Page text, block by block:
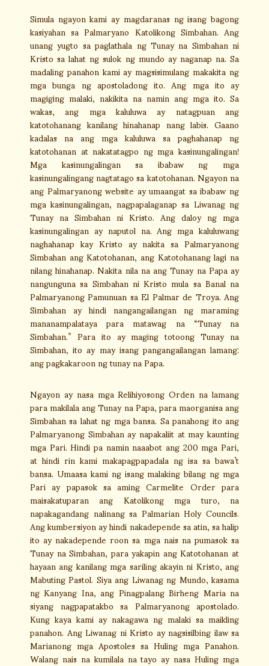
Simula ngayon kami ay magdaranas ng isang bagong
kasiyahan sa Palmaryano Katolikong Simbahan. Ang
unang yugto sa paglathala ng Tunay na Simbahan ni
Kristo sa lahat ng sulok ng mundo ay naganap na. Sa
madaling panahon kami ay magsisimulang makakita ng
mga bunga ng apostoladong ito. Ang mga ito ay
magiging malaki, nakikita na namin ang mga ito. Sa
wakas, ang mga kaluluwa ay natagpuan ang
katotohanang kanilang hinahanap nang labis. Gaano
kadalas na ang mga kaluluwa sa paghahanap ng
katotohanan at nakatatagpo ng mga kasinungalingan!
Mga kasinungalingan sa ibabaw ng mga
kasinungalingang nagtatago sa katotohanan. Ngayon na
ang Palmaryanong website ay umaangat sa ibabaw ng
mga kasinungalingan, nagpapalaganap sa Liwanag ng
Tunay na Simbahan ni Kristo. Ang daloy ng mga
kasinungalingan ay naputol na. Ang mga kaluluwang
naghahanap kay Kristo ay nakita sa Palmaryanong
Simbahan ang Katotohanan, ang Katotohanang lagi na
nilang hinahanap. Nakita nila na ang Tunay na Papa ay
nangunguna sa Simbahan ni Kristo mula sa Banal na
Palmaryanong Pamunuan sa El Palmar de Troya. Ang
Simbahan ay hindi nangangailangan ng maraming
mananampalataya para matawag na “Tunay na
Simbahan.” Para ito ay maging totoong Tunay na
Simbahan, ito ay may isang pangangailangan lamang:
ang pagkakaroon ng tunay na Papa.
Ngayon ay nasa mga Relihiyosong Orden na lamang
para makilala ang Tunay na Papa, para maorganisa ang
Simbahan sa lahat ng mga bansa. Sa panahong ito ang
Palmaryanong Simbahan ay napakaliit at may kaunting
mga Pari. Hindi pa namin naaabot ang 200 mga Pari,
at hindi rin kami makapagpapadala ng isa sa bawa’t
bansa. Umaasa kami ng isang malaking bilang ng mga
Pari ay papasok sa aming Carmelite Order para
maisakatuparan ang Katolikong mga turo, na
napakagandang nalinang sa Palmarian Holy Councils.
Ang kumbersiyon ay hindi nakadepende sa atin, sa halip
ito ay nakadepende roon sa mga nais na pumasok sa
Tunay na Simbahan, para yakapin ang Katotohanan at
hayaan ang kanilang mga sariling akayin ni Kristo, ang
Mabuting Pastol. Siya ang Liwanag ng Mundo, kasama
ng Kanyang Ina, ang Pinagpalang Birheng Maria na
siyang nagpapatakbo sa Palmaryanong apostolado.
Kung kaya kami ay nakagawa ng malaki sa maikling
panahon. Ang Liwanag ni Kristo ay nagsisilbing ilaw sa
Marianong mga Apostoles sa Huling mga Panahon.
Walang nais na kumilala na tayo ay nasa Huling mga